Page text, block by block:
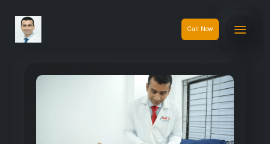
Call Now